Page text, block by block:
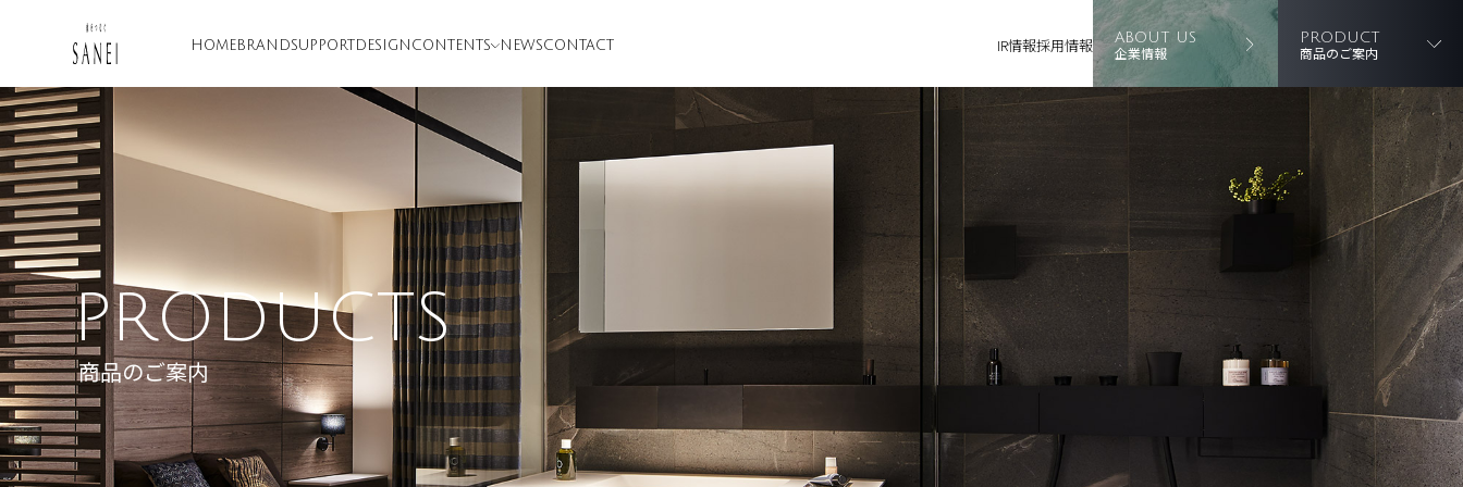
HOME BRANDSUPPORT DESIGN CONTENTS NEWSCONTACT IR情報採用情報 ABOUT US
企業情報
PRODUCT
商品のご案内
PRODUCTS
商品のご案内